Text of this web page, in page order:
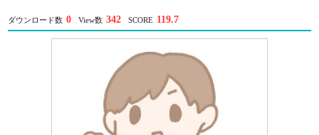
ダウンロード数 0 View数 342 SCORE 119.7